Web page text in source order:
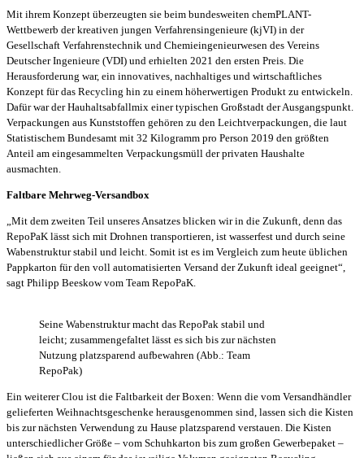
Mit ihrem Konzept überzeugten sie beim bundesweiten chemPLANT-
Wettbewerb der kreativen jungen Verfahrensingenieure (kjVI) in der
Gesellschaft Verfahrenstechnik und Chemieingenieurwesen des Vereins
Deutscher Ingenieure (VDI) und erhielten 2021 den ersten Preis. Die
Herausforderung war, ein innovatives, nachhaltiges und wirtschaftliches
Konzept für das Recycling hin zu einem höherwertigen Produkt zu entwickeln.
Dafür war der Hauhaltsabfallmix einer typischen Großstadt der Ausgangspunkt.
Verpackungen aus Kunststoffen gehören zu den Leichtverpackungen, die laut
Statistischem Bundesamt mit 32 Kilogramm pro Person 2019 den größten
Anteil am eingesammelten Verpackungsmüll der privaten Haushalte
ausmachten.
Faltbare Mehrweg-Versandbox
„Mit dem zweiten Teil unseres Ansatzes blicken wir in die Zukunft, denn das
RepoPaK lässt sich mit Drohnen transportieren, ist wasserfest und durch seine
Wabenstruktur stabil und leicht. Somit ist es im Vergleich zum heute üblichen
Pappkarton für den voll automatisierten Versand der Zukunft ideal geeignet“,
sagt Philipp Beeskow vom Team RepoPaK.
Seine Wabenstruktur macht das RepoPak stabil und
leicht; zusammengefaltet lässt es sich bis zur nächsten
Nutzung platzsparend aufbewahren (Abb.: Team
RepoPak)
Ein weiterer Clou ist die Faltbarkeit der Boxen: Wenn die vom Versandhändler
gelieferten Weihnachtsgeschenke herausgenommen sind, lassen sich die Kisten
bis zur nächsten Verwendung zu Hause platzsparend verstauen. Die Kisten
unterschiedlicher Größe – vom Schuhkarton bis zum großen Gewerbepaket –